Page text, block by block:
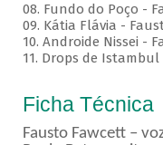
08. Fundo do Poço -
09. Kátia Flávia -
10. Androide Nissei -
11. Drops de
Ficha Técnica
Fausto Fawcett –